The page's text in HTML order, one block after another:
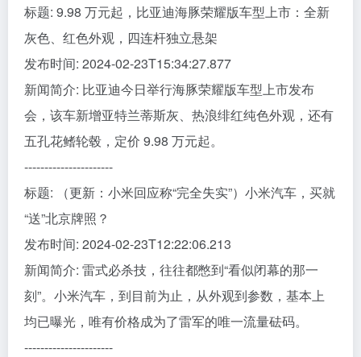
标题: 9.98 万元起，比亚迪海豚荣耀版车型上市：全新
灰色、红色外观，四连杆独立悬架
发布时间: 2024-02-23T15:34:27.877
新闻简介: 比亚迪今日举行海豚荣耀版车型上市发布
会，该车新增亚特兰蒂斯灰、热浪绯红纯色外观，还有
五孔花鳍轮毂，定价 9.98 万元起。
----------------------
标题: （更新：小米回应称“完全失实”）小米汽车，买就
“送”北京牌照？
发布时间: 2024-02-23T12:22:06.213
新闻简介: 雷式必杀技，往往都憋到“看似闭幕的那一
刻”。小米汽车，到目前为止，从外观到参数，基本上
均已曝光，唯有价格成为了雷军的唯一流量砝码。
----------------------